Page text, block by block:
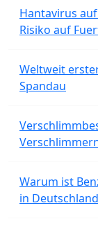
Hantavirus
Risiko auf
Weltweit
Spandau
Warum ist
in